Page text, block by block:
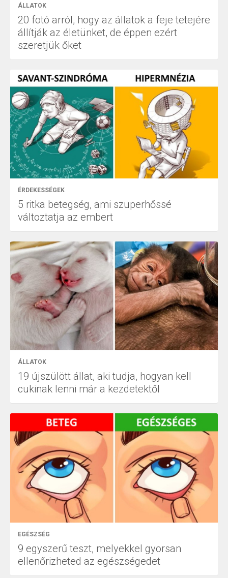
ÁLLATOK
20 fotó arról, hogy az állatok a feje tetejére
állítják az életünket, de éppen ezért
szeretjük őket
ÉRDEKESSÉGEK
5 ritka betegség, ami szuperhőssé
változtatja az embert
ÁLLATOK
19 újszülött állat, aki tudja, hogyan kell
cukinak lenni már a kezdetektől
EGÉSZSÉG
9 egyszerű teszt, melyekkel gyorsan
ellenőrizheted az egészségedet